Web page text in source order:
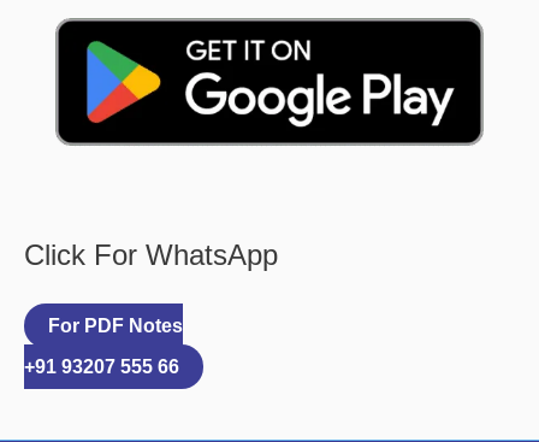
Click For WhatsApp
For PDF Notes
+91 93207 555 66